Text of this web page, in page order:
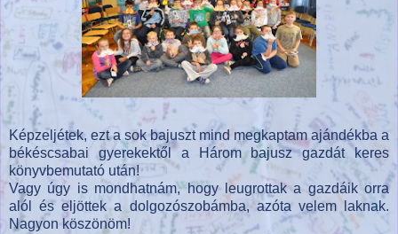
Képzeljétek, ezt a sok bajuszt mind megkaptam ajándékba a
békéscsabai gyerekektől a Három bajusz gazdát keres
könyvbemutató után!
Vagy úgy is mondhatnám, hogy leugrottak a gazdáik orra
alól és eljöttek a dolgozószobámba, azóta velem laknak.
Nagyon köszönöm!